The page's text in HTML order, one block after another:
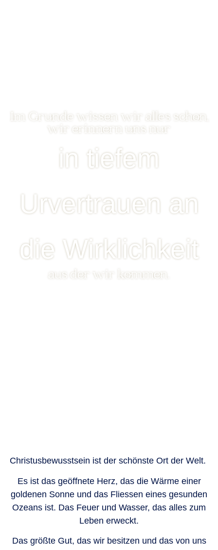
Im Grunde wissen wir alles schon,
wir erinnern uns nur
in tiefem
Urvertrauen an
die Wirklichkeit
aus der wir kommen.
Christusbewusstsein ist der schönste Ort der Welt.
Es ist das geöffnete Herz, das die Wärme einer
goldenen Sonne und das Fliessen eines gesunden
Ozeans ist. Das Feuer und Wasser, das alles zum
Leben erweckt.
Das größte Gut, das wir besitzen und das von uns